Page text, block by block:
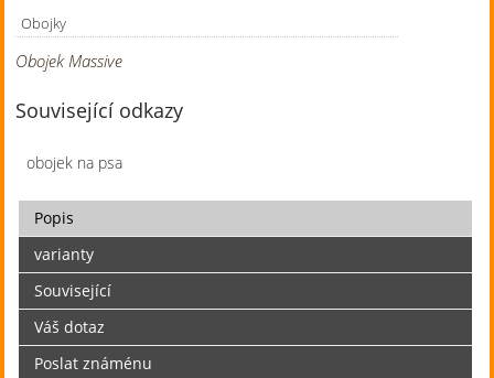
Obojky
Obojek Massive
Související odkazy
obojek na psa
Popis
varianty
Související
Váš dotaz
Poslat známénu